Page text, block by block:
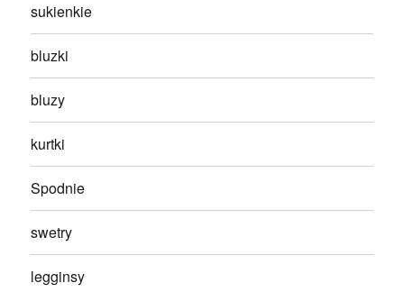
sukienkie
bluzki
bluzy
kurtki
Spodnie
swetry
legginsy